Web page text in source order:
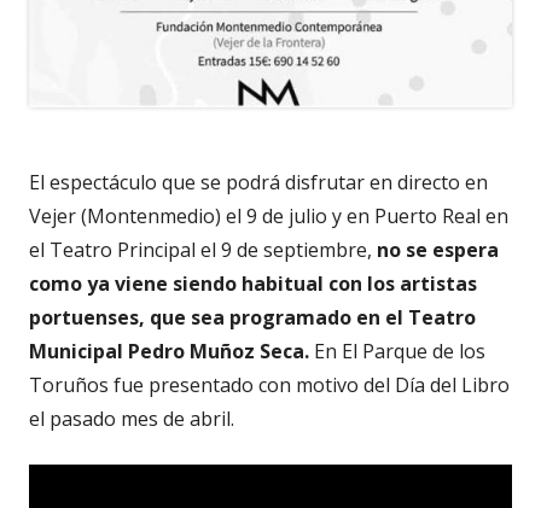
El espectáculo que se podrá disfrutar en directo en
Vejer (Montenmedio) el 9 de julio y en Puerto Real en
el Teatro Principal el 9 de septiembre, no se espera
como ya viene siendo habitual con los artistas
portuenses, que sea programado en el Teatro
Municipal Pedro Muñoz Seca. En El Parque de los
Toruños fue presentado con motivo del Día del Libro
el pasado mes de abril.